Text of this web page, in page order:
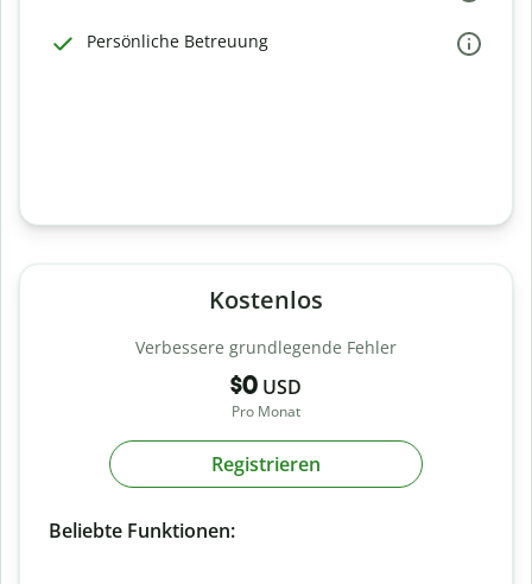
Persönliche Betreuung
Kostenlos
Verbessere grundlegende Fehler
$0 USD
Pro Monat
Registrieren
Beliebte Funktionen: